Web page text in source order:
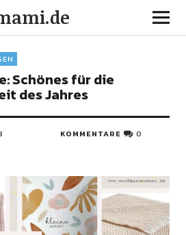
Schönes für die
des Jahres
KOMMENTARE 0